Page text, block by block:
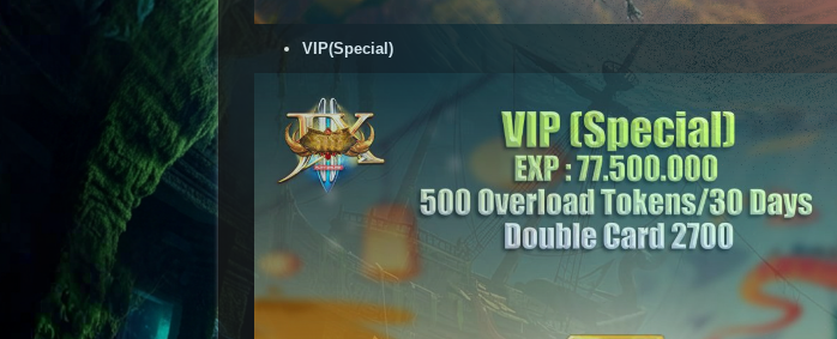
VIP(Special)